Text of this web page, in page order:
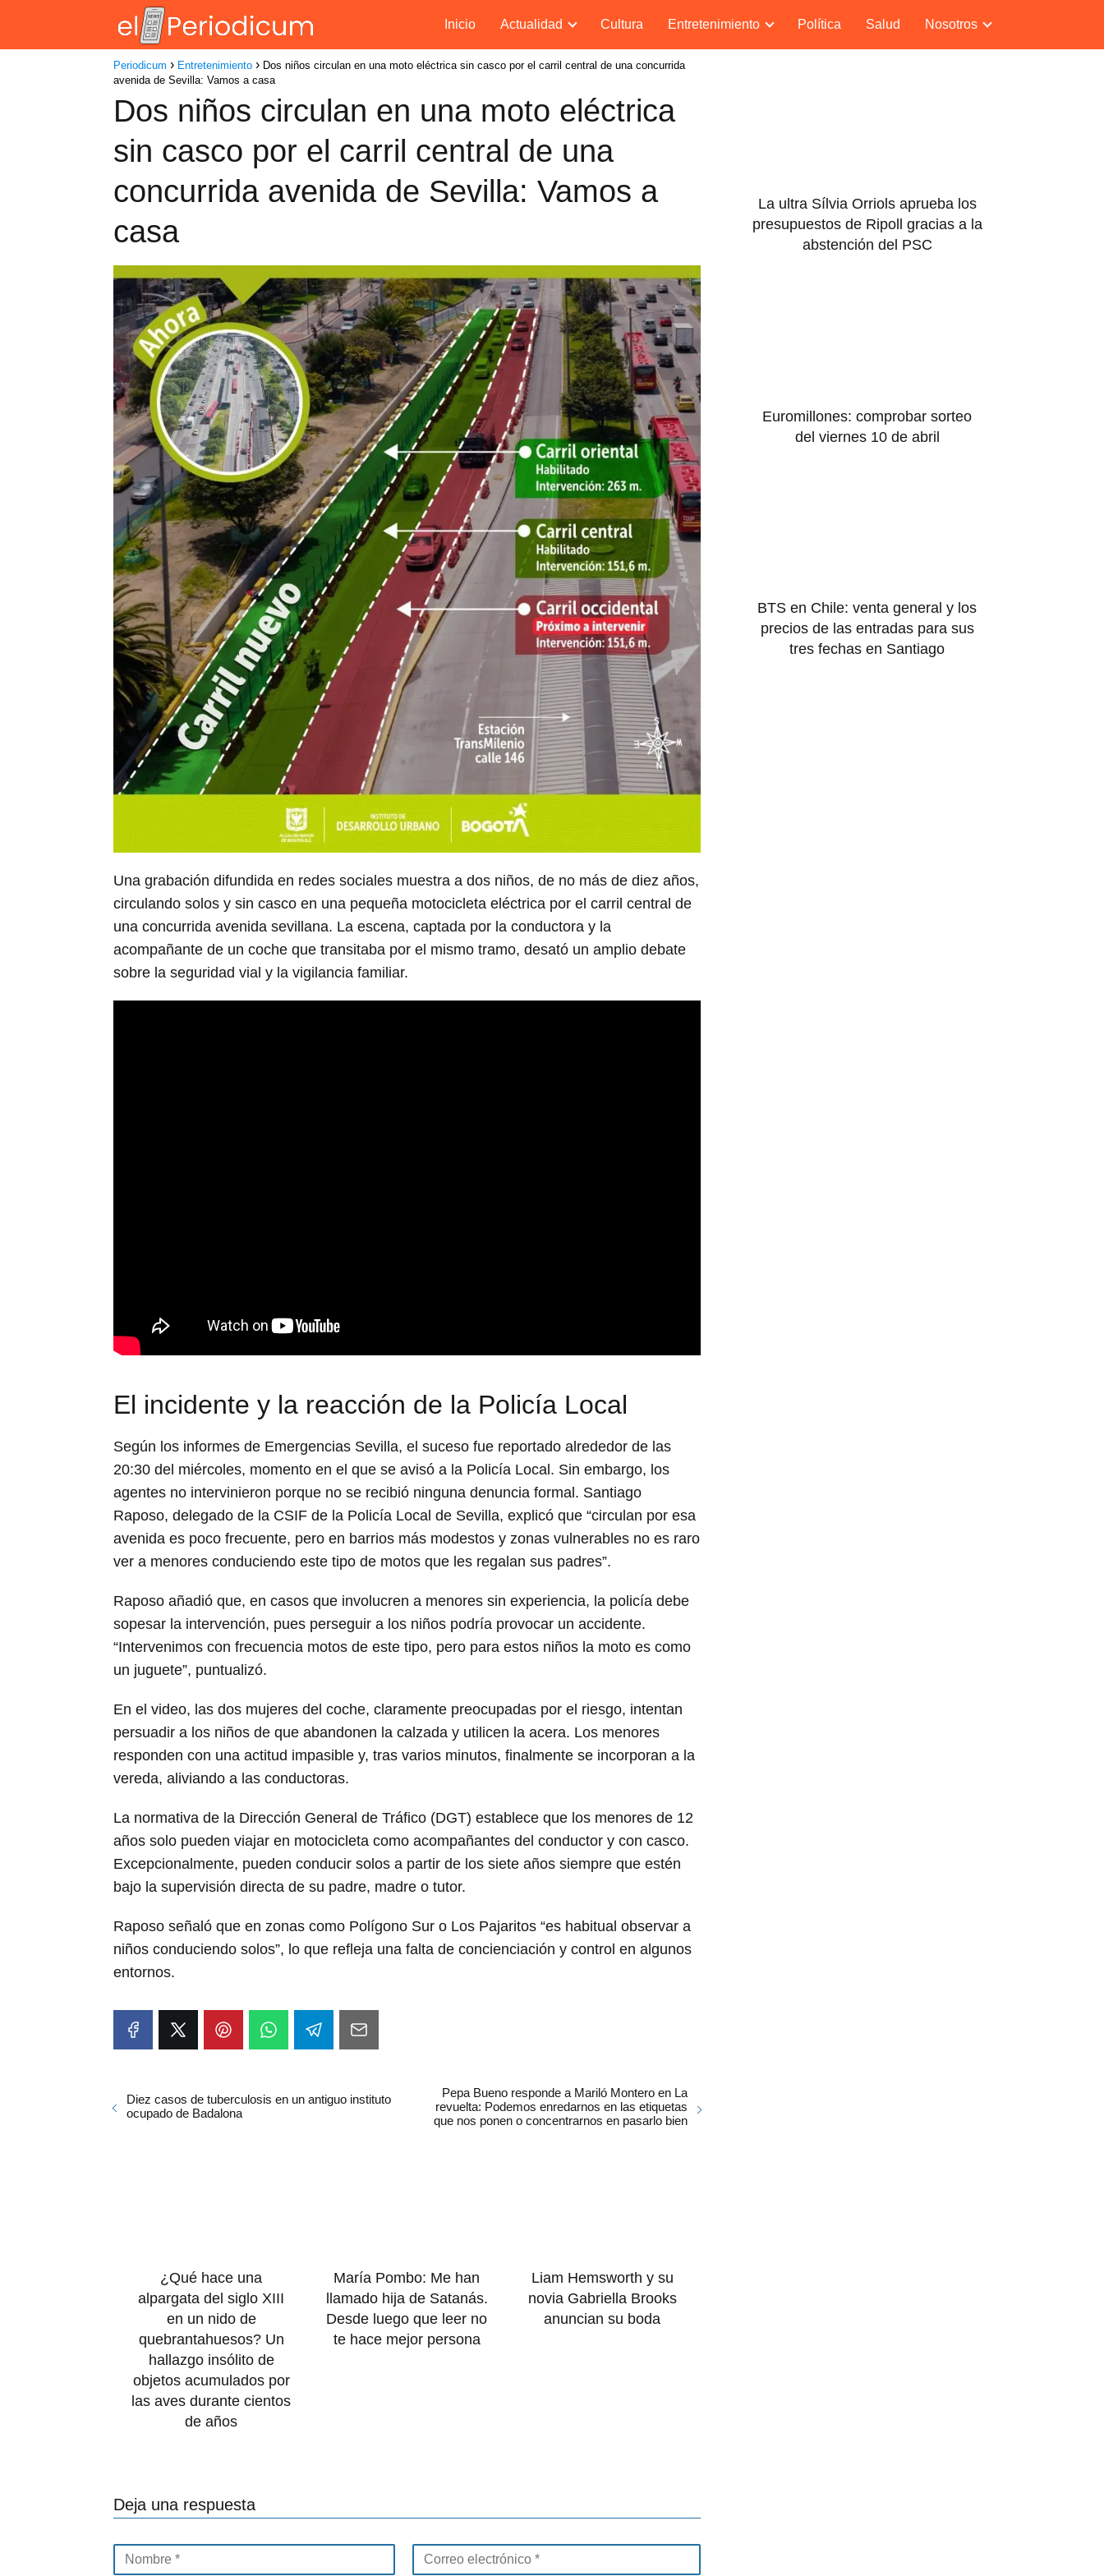
Inicio Actualidad Cultura Entretenimiento Política Salud Nosotros
Periodicum Entretenimiento
Dos niños circulan en una moto eléctrica sin casco por el carril central de una concurrida
avenida de Sevilla: Vamos a casa
Dos niños circulan en una moto eléctrica
sin casco por el carril central de una
concurrida avenida de Sevilla: Vamos a
casa
Una grabación difundida en redes sociales muestra a dos niños, de no más de diez años,
circulando solos y sin casco en una pequeña motocicleta eléctrica por el carril central de
una concurrida avenida sevillana. La escena, captada por la conductora y la
acompañante de un coche que transitaba por el mismo tramo, desató un amplio debate
sobre la seguridad vial y la vigilancia familiar.
El incidente y la reacción de la Policía Local
Según los informes de Emergencias Sevilla, el suceso fue reportado alrededor de las
20:30 del miércoles, momento en el que se avisó a la Policía Local. Sin embargo, los
agentes no intervinieron porque no se recibió ninguna denuncia formal. Santiago
Raposo, delegado de la CSIF de la Policía Local de Sevilla, explicó que “circulan por esa
avenida es poco frecuente, pero en barrios más modestos y zonas vulnerables no es raro
ver a menores conduciendo este tipo de motos que les regalan sus padres”.
Raposo añadió que, en casos que involucren a menores sin experiencia, la policía debe
sopesar la intervención, pues perseguir a los niños podría provocar un accidente.
“Intervenimos con frecuencia motos de este tipo, pero para estos niños la moto es como
un juguete”, puntualizó.
En el video, las dos mujeres del coche, claramente preocupadas por el riesgo, intentan
persuadir a los niños de que abandonen la calzada y utilicen la acera. Los menores
responden con una actitud impasible y, tras varios minutos, finalmente se incorporan a la
vereda, aliviando a las conductoras.
La normativa de la Dirección General de Tráfico (DGT) establece que los menores de 12
años solo pueden viajar en motocicleta como acompañantes del conductor y con casco.
Excepcionalmente, pueden conducir solos a partir de los siete años siempre que estén
bajo la supervisión directa de su padre, madre o tutor.
Raposo señaló que en zonas como Polígono Sur o Los Pajaritos “es habitual observar a
niños conduciendo solos”, lo que refleja una falta de concienciación y control en algunos
entornos.
Diez casos de tuberculosis en un antiguo instituto
ocupado de Badalona
Pepa Bueno responde a Mariló Montero en La
revuelta: Podemos enredarnos en las etiquetas
que nos ponen o concentrarnos en pasarlo bien
¿Qué hace una
alpargata del siglo XIII
en un nido de
quebrantahuesos? Un
hallazgo insólito de
objetos acumulados por
las aves durante cientos
de años
María Pombo: Me han
llamado hija de Satanás.
Desde luego que leer no
te hace mejor persona
Liam Hemsworth y su
novia Gabriella Brooks
anuncian su boda
Deja una respuesta
La ultra Sílvia Orriols aprueba los
presupuestos de Ripoll gracias a la
abstención del PSC
Euromillones: comprobar sorteo
del viernes 10 de abril
BTS en Chile: venta general y los
precios de las entradas para sus
tres fechas en Santiago